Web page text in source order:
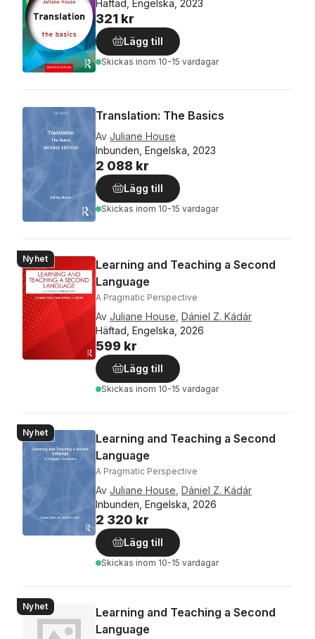
Häftad, Engelska, 2023
321 kr
Lägg till
Skickas inom 10-15 vardagar
Translation: The Basics
Av Juliane House
Inbunden, Engelska, 2023
2 088 kr
Lägg till
Skickas inom 10-15 vardagar
Nyhet
Learning and Teaching a Second
Language
A Pragmatic Perspective
Av Juliane House Dániel Z. Kádár
Häftad, Engelska, 2026
599 kr
Lägg till
Skickas inom 10-15 vardagar
Nyhet
Learning and Teaching a Second
Language
A Pragmatic Perspective
Av Juliane House Dániel Z. Kádár
Inbunden, Engelska, 2026
2 320 kr
Lägg till
Skickas inom 10-15 vardagar
Nyhet
Learning and Teaching a Second
Language